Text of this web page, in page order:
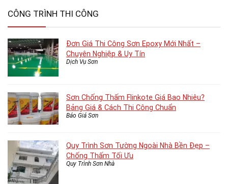
CÔNG TRÌNH THI CÔNG
Đơn Giá Thi Công Sơn Epoxy Mới Nhất –
Chuyên Nghiệp & Uy Tín
Dịch Vụ Sơn
Sơn Chống Thấm Flinkote Giá Bao Nhiêu?
Bảng Giá & Cách Thi Công Chuẩn
Báo Giá Sơn
Quy Trình Sơn Tường Ngoài Nhà Bền Đẹp –
Chống Thấm Tối Ưu
Quy Trình Sơn Nhà